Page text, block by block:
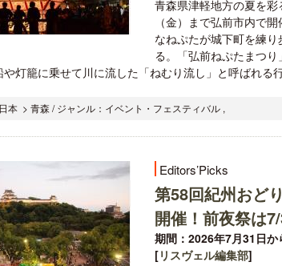
青森県津軽地方の夏を
（金）まで弘前市内で
なねぷたが城下町を練
る。「弘前ねぷたまつ
や灯籠に乗せて川に流した「ねむり流し」と呼ばれる
本 > 青森 / ジャンル：イベント・フェスティバル ,
Editors’Picks
第58回紀州おど
開催！前夜祭は
期間：2026年7月31日
[リスヴェル編集部]